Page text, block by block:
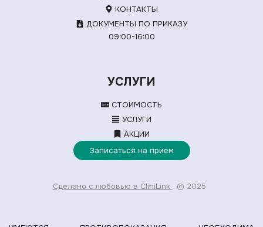
КОНТАКТЫ
ДОКУМЕНТЫ ПО ПРИКАЗУ
09:00-16:00
УСЛУГИ
СТОИМОСТЬ
УСЛУГИ
АКЦИИ
Записаться на прием
Сделано с любовью в CliniLink © 2025